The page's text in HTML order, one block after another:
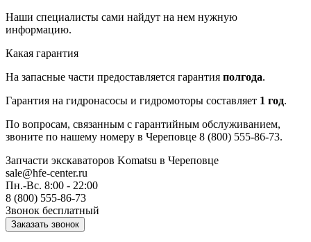
Наши специалисты сами найдут на нем нужную
информацию.
Какая гарантия
На запасные части предоставляется гарантия полгода.
Гарантия на гидронасосы и гидромоторы составляет 1 год.
По вопросам, связанным с гарантийным обслуживанием,
звоните по нашему номеру в Череповце 8 (800) 555-86-73.
Запчасти экскаваторов Komatsu в Череповце
sale@hfe-center.ru
Пн.-Вс. 8:00 - 22:00
8 (800) 555-86-73
Звонок бесплатный